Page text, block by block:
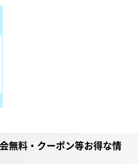
無料・クーポン等お得な情